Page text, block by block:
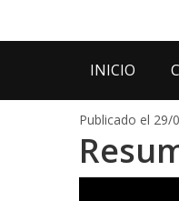
INICIO
Publicado el 29/